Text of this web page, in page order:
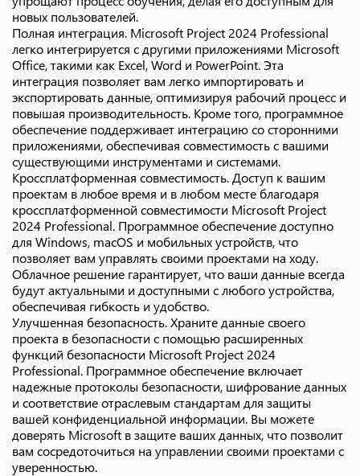
новых пользователей.
Полная интеграция. Microsoft Project 2024 Professional
легко интегрируется с другими приложениями Microsoft
Office, такими как Excel, Word и PowerPoint. Эта
интеграция позволяет вам легко импортировать и
экспортировать данные, оптимизируя рабочий процесс и
повышая производительность. Кроме того, программное
обеспечение поддерживает интеграцию со сторонними
приложениями, обеспечивая совместимость с вашими
существующими инструментами и системами.
Кроссплатформенная совместимость. Доступ к вашим
проектам в любое время и в любом месте благодаря
кроссплатформенной совместимости Microsoft Project
2024 Professional. Программное обеспечение доступно
для Windows, macOS и мобильных устройств, что
позволяет вам управлять своими проектами на ходу.
Облачное решение гарантирует, что ваши данные всегда
будут актуальными и доступными с любого устройства,
обеспечивая гибкость и удобство.
Улучшенная безопасность. Храните данные своего
проекта в безопасности с помощью расширенных
функций безопасности Microsoft Project 2024
Professional. Программное обеспечение включает
надежные протоколы безопасности, шифрование данных
и соответствие отраслевым стандартам для защиты
вашей конфиденциальной информации. Вы можете
доверять Microsoft в защите ваших данных, что позволит
вам сосредоточиться на управлении своими проектами с
уверенностью.